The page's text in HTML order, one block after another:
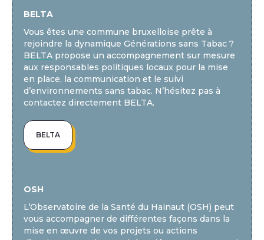
BELTA
Vous êtes une commune bruxelloise prête à
BELTA propose un accompagnement sur mesure
aux responsables politiques locaux pour la mise
en place, la communication et le suivi
d’environnements sans tabac. N’hésitez pas à
contactez directement BELTA.
BELTA
OSH
L’Observatoire de la Santé du Hainaut (OSH) peut
vous accompagner de différentes façons dans la
mise en œuvre de vos projets ou actions